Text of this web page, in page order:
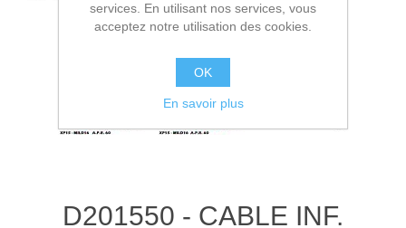
D201550 - CABLE INF.
services. En utilisant nos services, vous
acceptez notre utilisation des cookies.
OK
En savoir plus